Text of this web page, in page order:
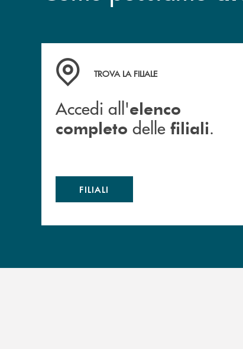
Accedi all' elenco completo delle filiali .
TROVA LA FILIALE
Accedi all'elenco
completo delle filiali.
FILIALI